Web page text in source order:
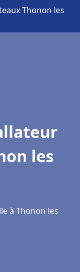
Thonon les
les
à Thonon les